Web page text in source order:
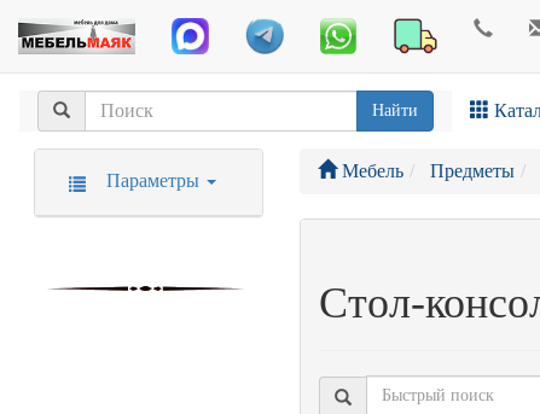
Найти
Мебель Предметы
Стол-
Параметры